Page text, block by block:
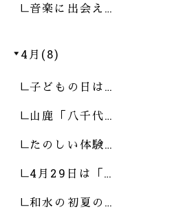
音楽に出会え…
4月(8)
子どもの日は…
山鹿「八千代…
たのしい体験…
4月29日は「…
和水の初夏の…